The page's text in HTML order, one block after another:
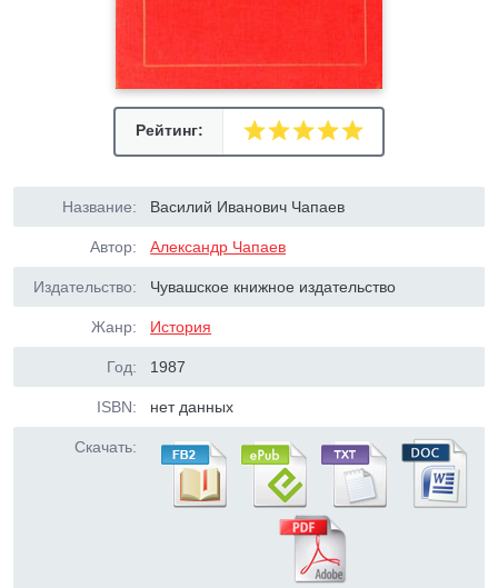
Рейтинг:
Название: Василий Иванович Чапаев
Автор: Александр Чапаев
Издательство: Чувашское книжное издательство
Жанр: История
Год: 1987
ISBN: нет данных
Скачать: